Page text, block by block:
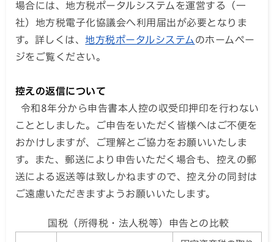
場合には、地方税ポータルシステムを運営する（一
社）地方税電子化協議会へ利用届出が必要となりま
す。詳しくは、地方税ポータルシステム のホームペー
ジをご覧ください。
控えの返信について
令和8年分から申告書本人控の収受印押印を行わない
こととしました。ご申告をいただく皆様へはご不便を
おかけしますが、ご理解とご協力をお願いいたしま
す。また、郵送により申告いただく場合も、控えの郵
送による返送等は致しかねますので、控え分の同封は
ご遠慮いただきますようお願いいたします。
国税（所得税・法人税等）申告との比較